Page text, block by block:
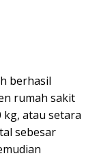
berhasil
rumah sakit
atau setara
sebesar